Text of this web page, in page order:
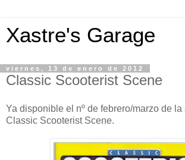
Xastre's Garage
viernes, 13 de enero de 2012
Classic Scooterist Scene
Ya disponible el nº de febrero/marzo de
Classic Scooterist Scene.